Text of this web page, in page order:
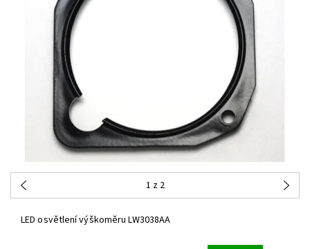
1 z 2
LED osvětlení výškoměru LW3038AA